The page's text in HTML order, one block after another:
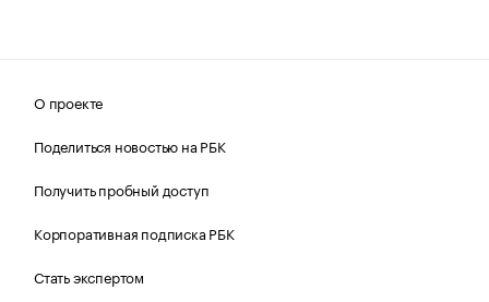
О проекте
Поделиться новостью на РБК
Получить пробный доступ
Корпоративная подписка РБК
Стать экспертом